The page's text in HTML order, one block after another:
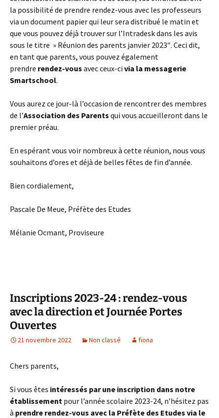
la possibilité de prendre rendez-vous avec les professeurs
via un document papier qui leur sera distribué le matin et
que vous pouvez déjà trouver sur l’Intradesk dans les avis
sous le titre » Réunion des parents janvier 2023″. Ceci dit,
en tant que parents, vous pouvez également
prendre rendez-vous avec ceux-ci via la messagerie
Smartschool.
Vous aurez ce jour-là l’occasion de rencontrer des membres
de l’Association des Parents qui vous accueilleront dans le
premier préau.
En espérant vous voir nombreux à cette réunion, nous vous
souhaitons d’ores et déjà de belles fêtes de fin d’année.
Bien cordialement,
Pascale De Meue, Préfète des Etudes
Mélanie Ocmant, Proviseure
Inscriptions 2023-24 : rendez-vous
avec la direction et Journée Portes
Ouvertes
21 novembre 2022 Non classé fiona
Chers parents,
Si vous êtes intéressés par une inscription dans notre
établissement pour l’année scolaire 2023-24, n’hésitez pas
à prendre rendez-vous avec la Préfète des Etudes via le